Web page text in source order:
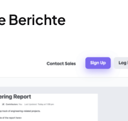
Berichte